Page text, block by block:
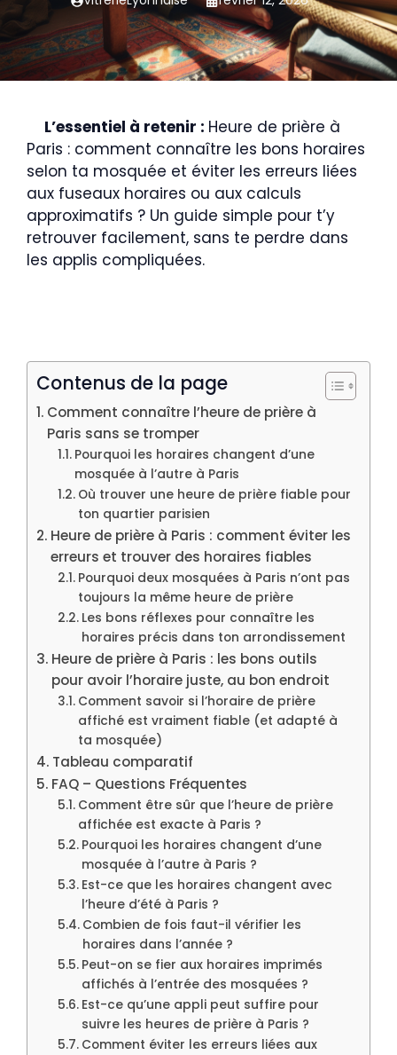
L’essentiel à retenir : Heure de prière à
Paris : comment connaître les bons horaires
selon ta mosquée et éviter les erreurs liées
aux fuseaux horaires ou aux calculs
approximatifs ? Un guide simple pour t’y
retrouver facilement, sans te perdre dans
les applis compliquées.
Contenus de la page
Comment connaître l’heure de prière à
Paris sans se tromper
Pourquoi les horaires changent d’une
mosquée à l’autre à Paris
Où trouver une heure de prière fiable pour
ton quartier parisien
Heure de prière à Paris : comment éviter les
erreurs et trouver des horaires fiables
Pourquoi deux mosquées à Paris n’ont pas
toujours la même heure de prière
Les bons réflexes pour connaître les
horaires précis dans ton arrondissement
Heure de prière à Paris : les bons outils
pour avoir l’horaire juste, au bon endroit
Comment savoir si l’horaire de prière
affiché est vraiment fiable (et adapté à
ta mosquée)
Tableau comparatif
FAQ – Questions Fréquentes
Comment être sûr que l’heure de prière
affichée est exacte à Paris ?
Pourquoi les horaires changent d’une
mosquée à l’autre à Paris ?
Est-ce que les horaires changent avec
l’heure d’été à Paris ?
Combien de fois faut-il vérifier les
horaires dans l’année ?
Peut-on se fier aux horaires imprimés
affichés à l’entrée des mosquées ?
Est-ce qu’une appli peut suffire pour
suivre les heures de prière à Paris ?
Comment éviter les erreurs liées aux